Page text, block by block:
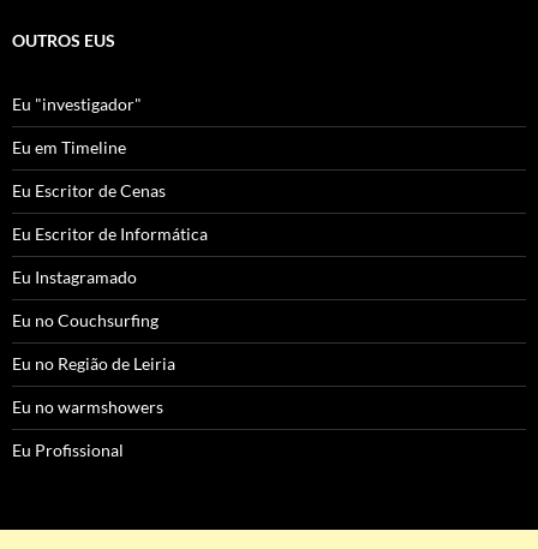
OUTROS EUS
Eu "investigador"
Eu em Timeline
Eu Escritor de Cenas
Eu Escritor de Informática
Eu Instagramado
Eu no Couchsurfing
Eu no Região de Leiria
Eu no warmshowers
Eu Profissional